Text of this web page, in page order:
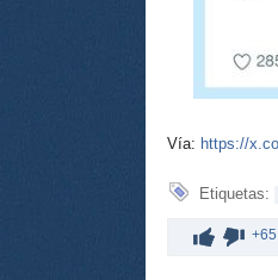
Vía: https://
Etiquetas: